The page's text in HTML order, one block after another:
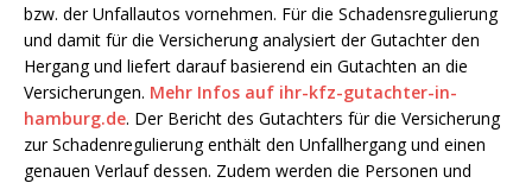
bzw. der Unfallautos vornehmen. Für die Schadensregulierung
und damit für die Versicherung analysiert der Gutachter den
Hergang und liefert darauf basierend ein Gutachten an die
Versicherungen. Mehr Infos auf ihr-kfz-gutachter-in-
hamburg.de. Der Bericht des Gutachters für die Versicherung
zur Schadenregulierung enthält den Unfallhergang und einen
genauen Verlauf dessen. Zudem werden die Personen und